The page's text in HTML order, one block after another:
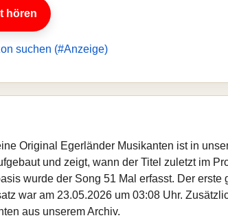
hören
suchen (#Anzeige)
Original Egerländer Musikanten ist in
und zeigt, wann der Titel zuletzt im
wurde der Song 51 Mal erfasst. Der
war am 23.05.2026 um 03:08 Uhr.
aus unserem Archiv.